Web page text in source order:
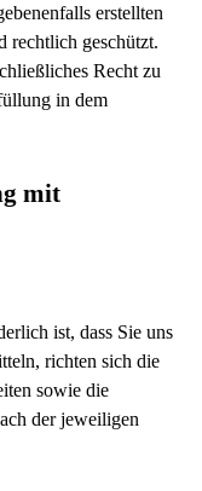
erstellten
rechtlich geschützt.
Recht zu
in dem
mit
ist, dass Sie uns
richten sich die
sowie die
der jeweiligen